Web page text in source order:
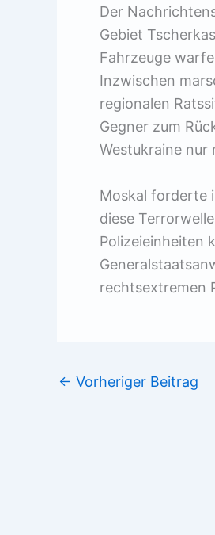
Der
Gebiet
Fahrzeuge
Inzwischen
regionalen
Gegner zum
Westukraine nur
Moskal forderte
diese
Polizeieinheiten
rechtsextremen
← Vorheriger Beitrag